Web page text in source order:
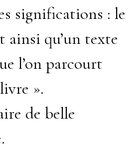
significations : le
ainsi qu’un texte
l’on parcourt
».
de belle